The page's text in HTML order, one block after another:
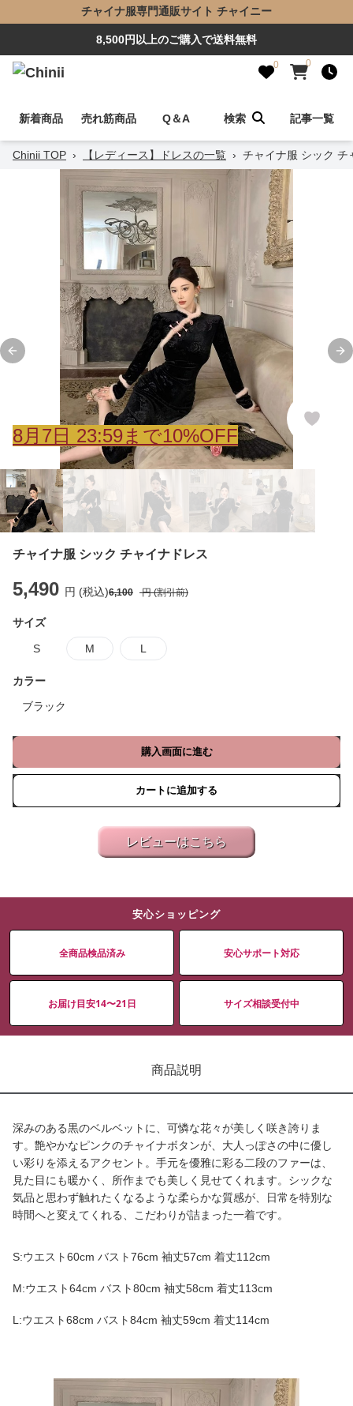
チャイナ服専門通販サイト チャイニー
8,500円以上のご購入で送料無料
0 0
新着商品 売れ筋商品 Q＆A 検索 記事一覧
Chinii TOP › 【レディース】ドレスの一覧 › チャイナ服 シック チ
Previous slide
8月 7 日 23:59まで10%OFF
チャイナ服 シック チャイナドレス
5,490 円 (税込)6,100 円 (割引前)
サイズ
S M L
カラー
ブラック
購入画面に進む
カートに追加する
レビューはこちら
安心ショッピング
全商品検品済み 安心サポート対応
お届け目安14〜21日 サイズ相談受付中
商品説明
深みのある黒のベルベットに、可憐な花々が美しく咲き誇りま
す。艶やかなピンクのチャイナボタンが、大人っぽさの中に優し
い彩りを添えるアクセント。手元を優雅に彩る二段のファーは、
見た目にも暖かく、所作までも美しく見せてくれます。シックな
気品と思わず触れたくなるような柔らかな質感が、日常を特別な
時間へと変えてくれる、こだわりが詰まった一着です。
S:ウエスト60cm バスト76cm 袖丈57cm 着丈112cm
M:ウエスト64cm バスト80cm 袖丈58cm 着丈113cm
L:ウエスト68cm バスト84cm 袖丈59cm 着丈114cm